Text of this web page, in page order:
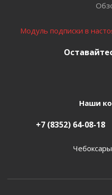
Модуль подписки в
Наши
+7 (8352) 64-08-18